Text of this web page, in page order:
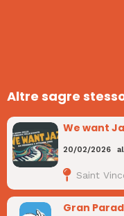
Altre sagre
We want
20/02/2026 al
Saint
Gran